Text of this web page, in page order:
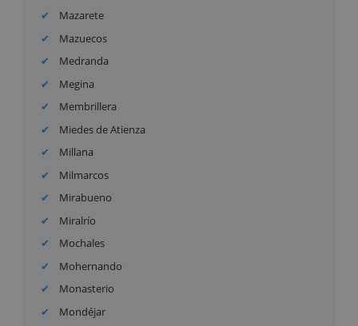
Mazarete
Mazuecos
Medranda
Megina
Membrillera
Miedes de Atienza
Millana
Milmarcos
Mirabueno
Miralrío
Mochales
Mohernando
Monasterio
Mondéjar